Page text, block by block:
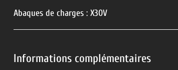
Abaques de charges : X30V
Informations complémentaires